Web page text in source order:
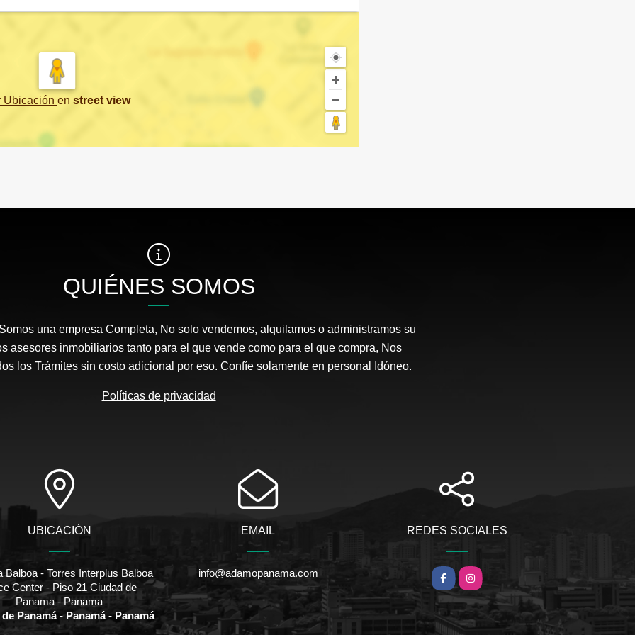
Ubicación en street view
QUIÉNES SOMOS
una empresa Completa, No solo vendemos, alquilamos o administramos su
asesores inmobiliarios tanto para el que vende como para el que compra, Nos
los Trámites sin costo adicional por eso. Confíe solamente en personal Idóneo.
Políticas de privacidad
UBICACIÓN
Balboa - Torres Interplus Balboa
Center - Piso 21 Ciudad de
Panama - Panama
Panamá - Panamá - Panamá
EMAIL
info@adamopanama.com
REDES SOCIALES
Facebook
Instagram